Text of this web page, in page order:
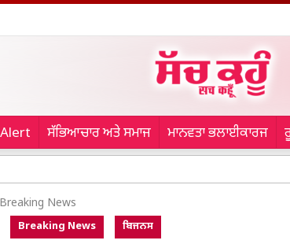
ਸੱਭਿਆਚਾਰ ਅਤੇ ਸਮਾਜ ਮਾਨਵਤਾ ਭਲਾਈਕਾਰਜ
Breaking News
Breaking News ਬਿਜਨਸ